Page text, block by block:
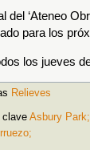
del ‘Ateneo
para los
los jueves
Relieves
clave Asbury Park;